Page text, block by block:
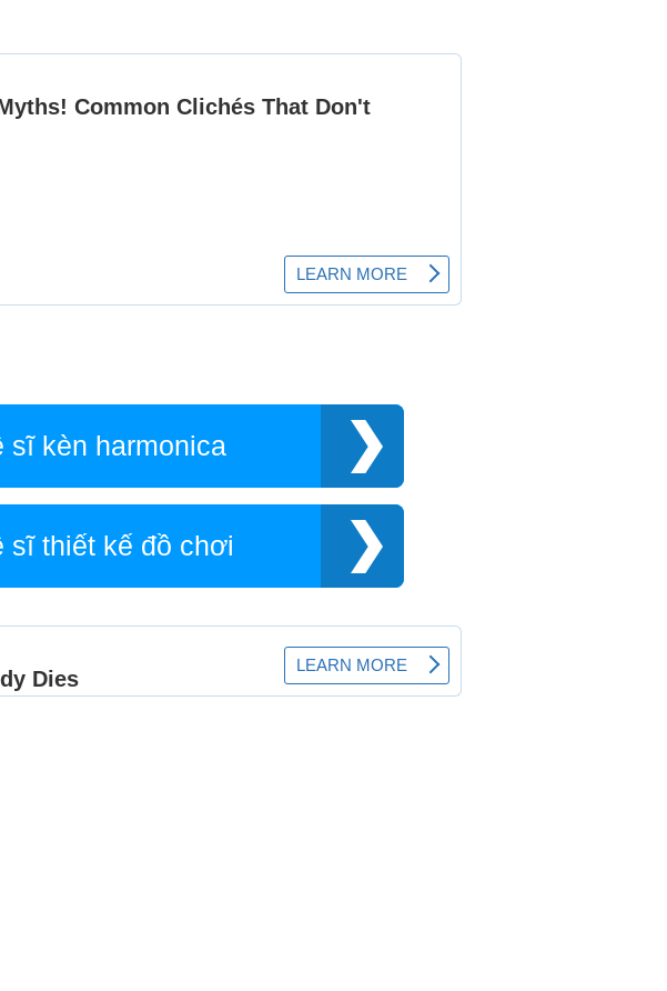
sĩ kèn harmonica
sĩ thiết kế đồ chơi